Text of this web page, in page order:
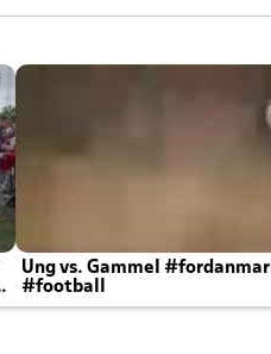
Ung vs. Gammel
#football